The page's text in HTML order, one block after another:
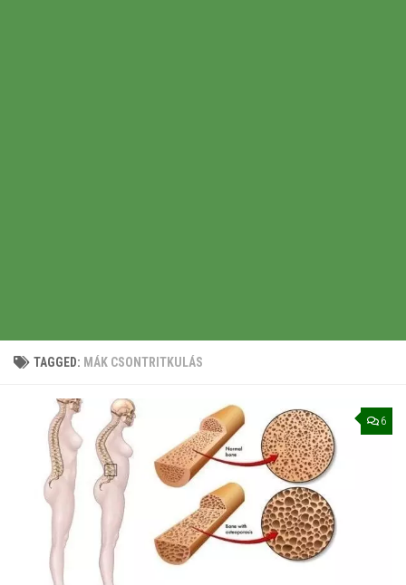
TAGGED: MÁK CSONTRITKULÁS
6